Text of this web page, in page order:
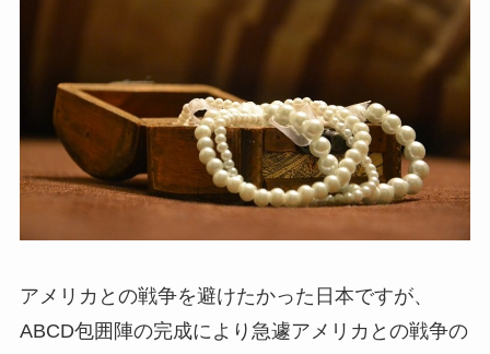
アメリカとの戦争を避けたかった日本ですが、
ABCD包囲陣の完成により急遽アメリカとの戦争の